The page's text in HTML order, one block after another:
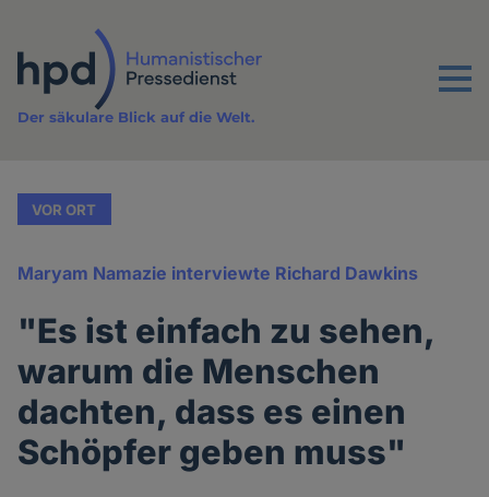
Inhalt
Menu
Der säkulare Blick auf die Welt.
VOR ORT
Maryam Namazie interviewte Richard Dawkins
"Es ist einfach zu sehen,
warum die Menschen
dachten, dass es einen
Schöpfer geben muss"